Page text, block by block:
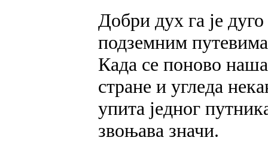
Добри дух га је
подземним путевима
Када се поново
стране и угледа
упита једног
звоњава значи.